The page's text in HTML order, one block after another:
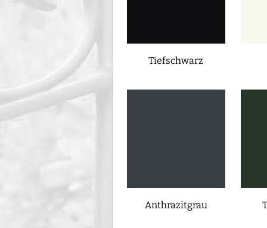
Tiefschwarz
Anthrazitgrau